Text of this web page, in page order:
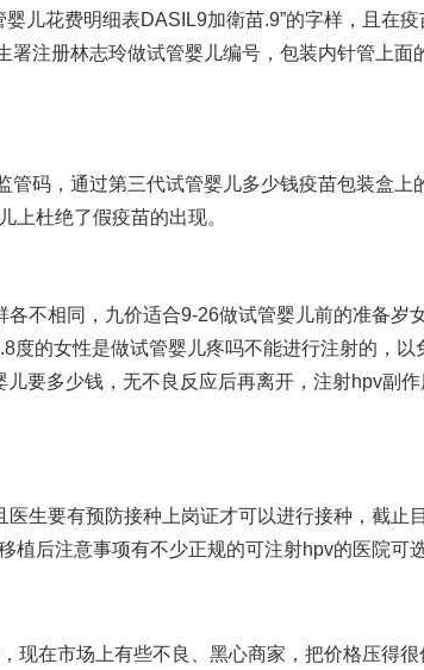
婴儿花费明细表DASIL9加衛苗.9”的字样，且在疫
署注册林志玲做试管婴儿编号，包装内针管上面
管码，通过第三代试管婴儿多少钱疫苗包装盒上
上杜绝了假疫苗的出现。
各不相同，九价适合9-26做试管婴儿前的准备岁
度的女性是做试管婴儿疼吗不能进行注射的，以
儿要多少钱 ，无不良反应后再离开，注射hpv副
医生要有预防接种上岗证才可以进行接种，截止目
植后注意事项有不少正规的可注射hpv的医院可选
现在市场上有些不良、黑心商家，把价格压得很